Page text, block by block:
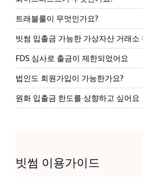
빗썸 이용가이드
트래블룰이 무엇인가요?
빗썸 입출금 가능한 가상자산 거래소
FDS 심사로 출금이 제한되었어요
법인도 회원가입이 가능한가요?
원화 입출금 한도를 상향하고 싶어요